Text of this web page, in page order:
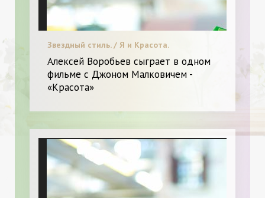
Звездный стиль. / Я и Красота.
Алексей Воробьев сыграет в одном
фильме с Джоном Малковичем -
«Красота»